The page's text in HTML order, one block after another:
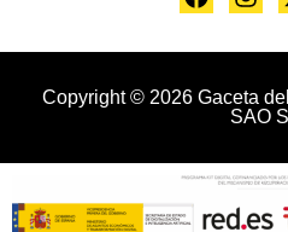
Copyright © 2026 Gaceta
SAO